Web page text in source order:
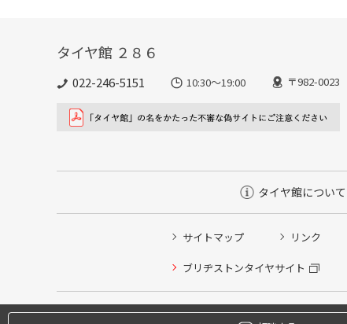
タイヤ館 ２８６
022-246-5151 10:30～19:00 〒982-
タイヤ館について
サイトマップ リンク
ブリヂストンタイヤサイト
タイヤ点検・安全点検/タイヤ履き替え/オイル交換/その
クローク契約会員専用タイヤ履き替え※タイヤ履き替
本日のタイヤ履き替え順番待ち予約 ※クローク契約会員